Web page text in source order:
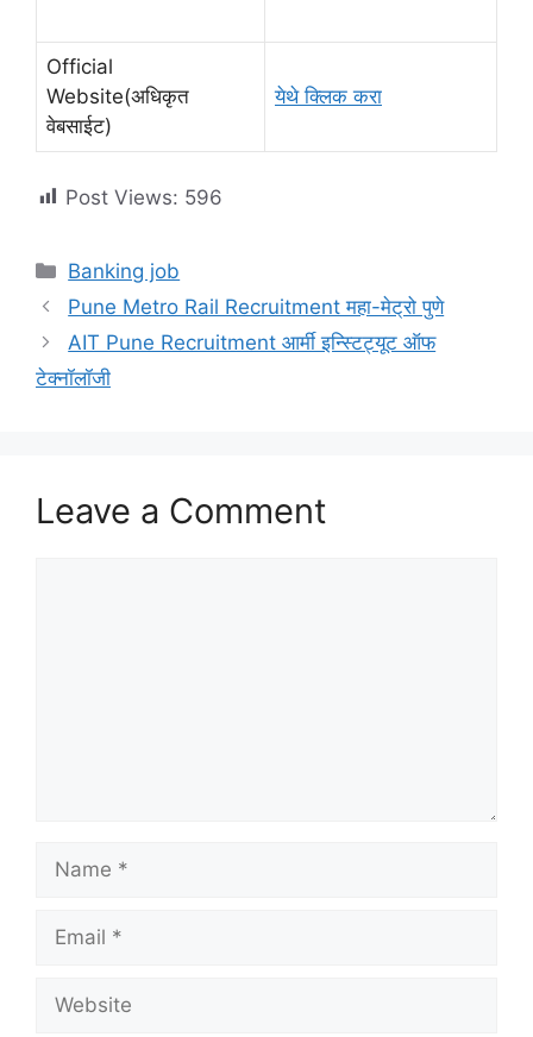
Official
Website(अधिकृत
वेबसाईट)
येथे क्लिक करा
Post Views: 596
Categories
Banking job
Pune Metro Rail Recruitment महा-मेट्रो पुणे
AIT Pune Recruitment आर्मी इन्स्टिट्यूट ऑफ
टेक्नॉलॉजी
Leave a Comment